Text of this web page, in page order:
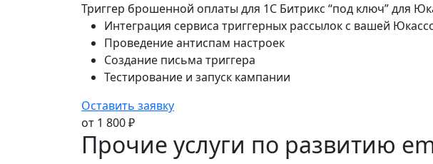
Триггер брошенной оплаты для 1C Битрикс “под ключ” для
Интеграция сервиса триггерных рассылок с вашей
Проведение антиспам настроек
Создание письма триггера
Тестирование и запуск кампании
Оставить заявку
от 1 800 ₽
Прочие услуги по развитию